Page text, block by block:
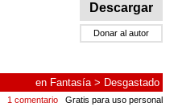
Descargar
Donar al autor
en Fantasía> Desgastado
1 comentario Gratis para uso personal